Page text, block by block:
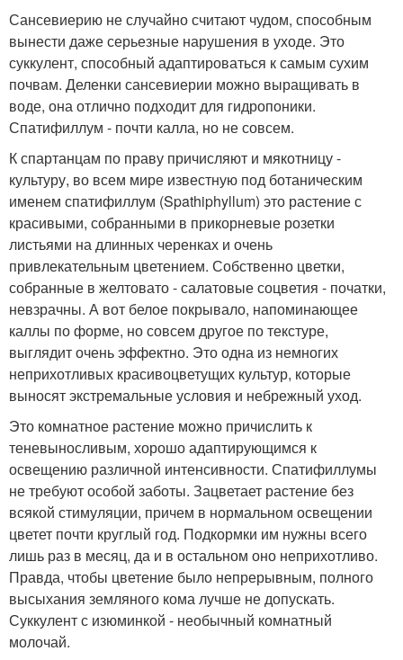
Сансевиерию не случайно считают чудом, способным
вынести даже серьезные нарушения в уходе. Это
суккулент, способный адаптироваться к самым сухим
почвам. Деленки сансевиерии можно выращивать в
воде, она отлично подходит для гидропоники.
Спатифиллум - почти калла, но не совсем.
К спартанцам по праву причисляют и мякотницу -
культуру, во всем мире известную под ботаническим
именем спатифиллум (Spathiphyllum) это растение с
красивыми, собранными в прикорневые розетки
листьями на длинных черенках и очень
привлекательным цветением. Собственно цветки,
собранные в желтовато - салатовые соцветия - початки,
невзрачны. А вот белое покрывало, напоминающее
каллы по форме, но совсем другое по текстуре,
выглядит очень эффектно. Это одна из немногих
неприхотливых красивоцветущих культур, которые
выносят экстремальные условия и небрежный уход.
Это комнатное растение можно причислить к
теневыносливым, хорошо адаптирующимся к
освещению различной интенсивности. Спатифиллумы
не требуют особой заботы. Зацветает растение без
всякой стимуляции, причем в нормальном освещении
цветет почти круглый год. Подкормки им нужны всего
лишь раз в месяц, да и в остальном оно неприхотливо.
Правда, чтобы цветение было непрерывным, полного
высыхания земляного кома лучше не допускать.
Суккулент с изюминкой - необычный комнатный
молочай.